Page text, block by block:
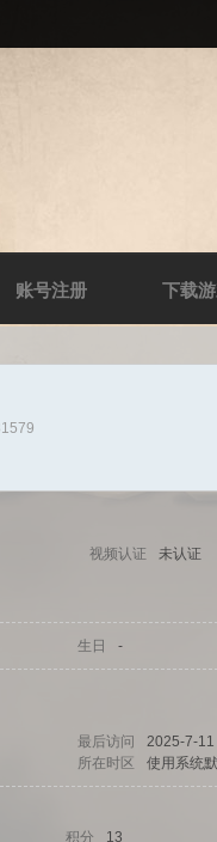
账号注册 下载
视频认证 未认证
生日 -
最后访问
2025-7-
所在时区 使用系统
积分
13